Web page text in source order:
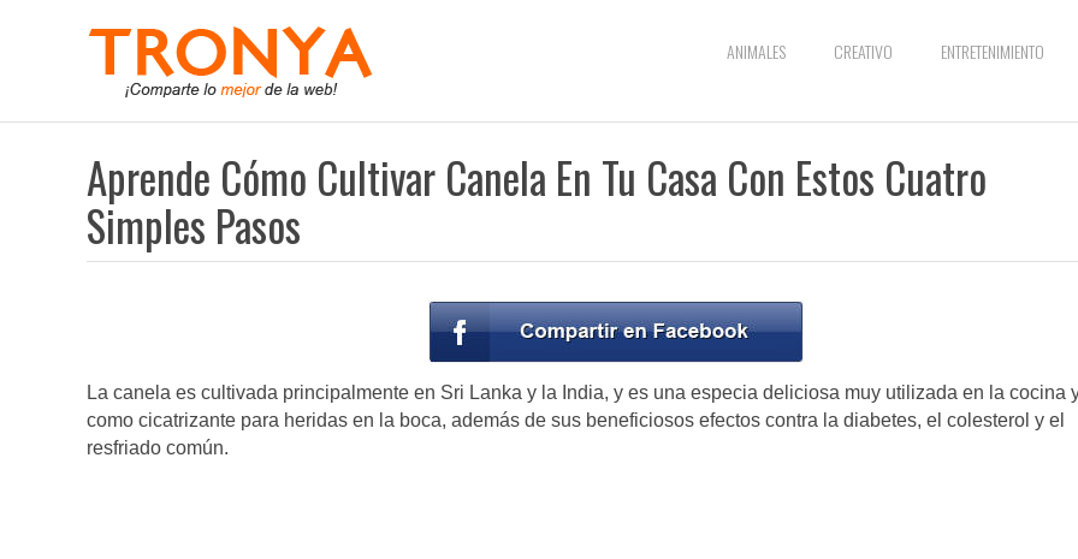
ANIMALES CREATIVO ENTRETENIMIENTO
Aprende Cómo Cultivar Canela En Tu Casa Con Estos Cuatro
Simples Pasos
La canela es cultivada principalmente en Sri Lanka y la India, y es una especia deliciosa muy utilizada en la cocina
como cicatrizante para heridas en la boca, además de sus beneficiosos efectos contra la diabetes, el colesterol y el
resfriado común.